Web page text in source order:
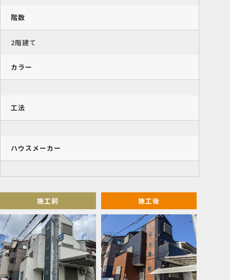
階数
2階建て
カラー
工法
ハウスメーカー
施工前 施工後